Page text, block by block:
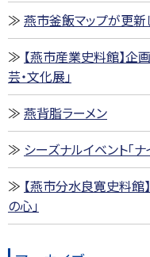
燕市釜飯マップが更新
【燕市産業史料館】
芸・文化展」
燕背脂ラーメン
シーズナルイベント「ナ
【燕市分水良寛史料館
の心」